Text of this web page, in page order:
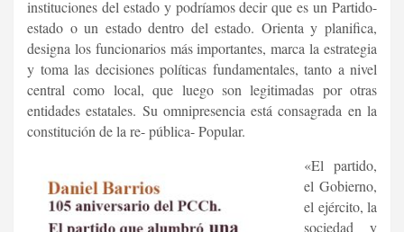
instituciones del estado y podríamos decir que es un Partido-
estado o un estado dentro del estado. Orienta y planifica,
designa los funcionarios más importantes, marca la estrategia
y toma las decisiones políticas fundamentales, tanto a nivel
central como local, que luego son legitimadas por otras
entidades estatales. Su omnipresencia está consagrada en la
constitución de la re- pública- Popular.
«El partido,
el Gobierno,
el ejército, la
sociedad y